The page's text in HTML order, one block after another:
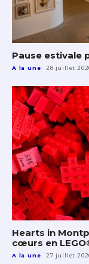
Pause estivale
A la une 28 juillet
Hearts in
cœurs en
A la une 27 juillet